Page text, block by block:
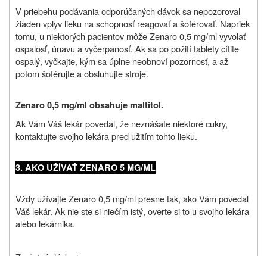
V priebehu podávania odporúčaných dávok sa nepozoroval
žiaden vplyv lieku na schopnosť reagovaťa šoférovať. Napriek
tomu, u niektorých pacientov môže Zenaro 0,5 mg/ml vyvolať
ospalosť, únavu a vyčerpanosť. Ak sa po požití tablety cítite
ospalý, vyčkajte, kým sa úplne neobnoví pozornosť, a až
potom šoférujte a obsluhujte stroje.
Zenaro 0,5 mg/ml obsahuje maltitol.
Ak Vám Váš lekár povedal, že neznášate niektoré cukry,
kontaktujte svojho lekára pred užitím tohto lieku.
3. AKO UŽÍVAŤ ZENARO 5 MG/ML
Vždy užívajte Zenaro 0,5 mg/ml presne tak, ako Vám povedal
Váš lekár. Ak nie ste si niečím istý, overte si to u svojho lekára
alebo lekárnika.